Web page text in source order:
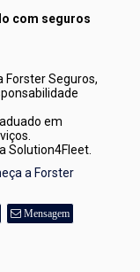
com seguros
Forster Seguros,
em
Solution4Fleet.
a Forster
Mensagem